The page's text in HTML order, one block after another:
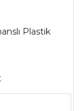
Plastik